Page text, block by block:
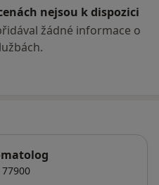
nejsou k dispozici
žádné informace o
77900